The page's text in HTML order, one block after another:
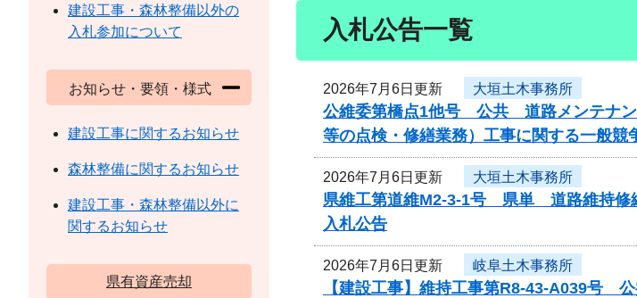
入札公告一覧
2026年7月6日更新 大垣土木事務所
公維委第橋点1他号 公共 道路メンテナン
等の点検・修繕業務）工事に関する一般競
2026年7月6日更新 大垣土木事務所
県維工第道維M2-3-1号 県単 道路維持修
入札公告
2026年7月6日更新 岐阜土木事務所
【建設工事】維持工事第R8-43-A039号
建設工事・森林整備以外の
入札参加について
お知らせ・要領・様式
建設工事に関するお知らせ
森林整備に関するお知らせ
建設工事・森林整備以外に
関するお知らせ
県有資産売却